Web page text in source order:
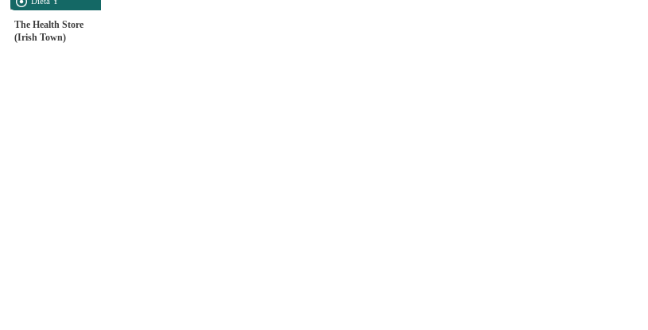
Nutrición
The Health Store
(Irish Town)